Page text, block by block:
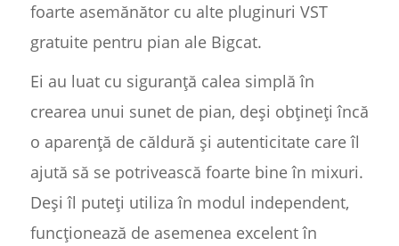
foarte asemănător cu alte pluginuri VST
gratuite pentru pian ale Bigcat.
Ei au luat cu siguranță calea simplă în
crearea unui sunet de pian, deși obțineți încă
o aparență de căldură și autenticitate care îl
ajută să se potrivească foarte bine în mixuri.
Deși îl puteți utiliza în modul independent,
funcționează de asemenea excelent în